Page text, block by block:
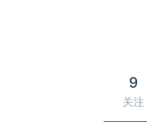
9
关注